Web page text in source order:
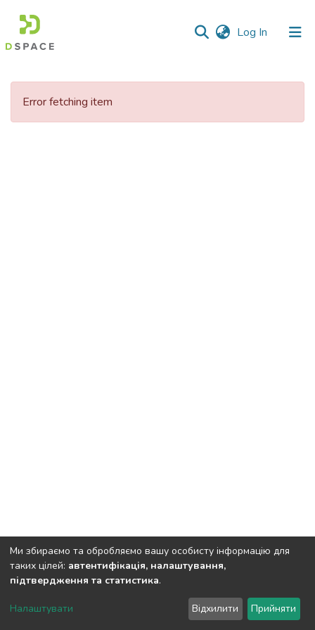
Log In (current)
Communities
Error fetching item
DSpace software copyright © 2002-2026 LYRASIS
Cookie settings
Ми збираємо та обробляємо вашу особисту інформацію для
таких цілей: автентифікація, налаштування,
підтвердження та статистика.
Налаштувати Відхилити Прийняти